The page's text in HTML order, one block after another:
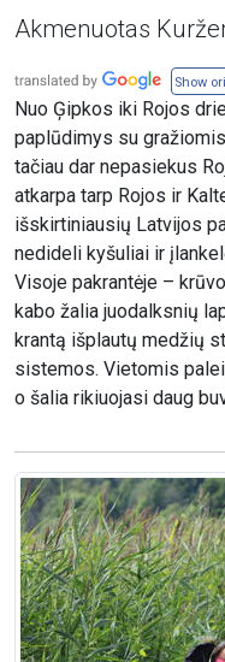
Akmenuotas
Show
Nuo Ģipkos iki Rojos
paplūdimys su
tačiau dar nepasiekus
atkarpa tarp Rojos ir
išskirtiniausių Latvijos
nedideli kyšuliai ir
Visoje pakrantėje –
kabo žalia juodalksnių
krantą išplautų medžių
sistemos. Vietomis
o šalia rikiuojasi daug